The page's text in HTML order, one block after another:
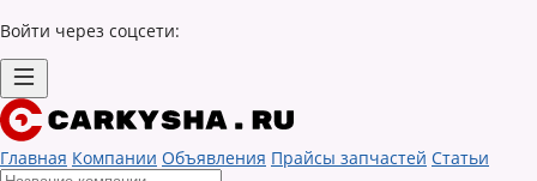
Войти через соцсети:
Главная Компании Объявления Прайсы запчастей Статьи